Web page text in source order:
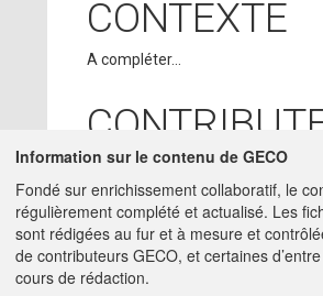
CONTEXTE
A compléter...
SUZANNE
BLOCAILLE
charge-etude -
Information sur le contenu de GECO
Fondé sur enrichissement collaboratif, le
régulièrement complété et actualisé. Les
sont rédigées au fur et à mesure et
de contributeurs GECO, et certaines
cours de rédaction.